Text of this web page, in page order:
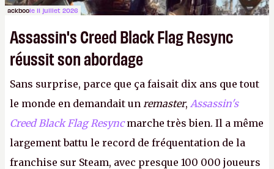
ackboole 11 juillet 2026
Assassin's Creed Black Flag Resync
réussit son abordage
Sans surprise, parce que ça faisait dix ans que tout
le monde en demandait un remaster, Assassin's
Creed Black Flag Resyncmarche très bien. Il a même
largement battu le record de fréquentation de la
franchise sur Steam, avec presque 100 000 joueurs